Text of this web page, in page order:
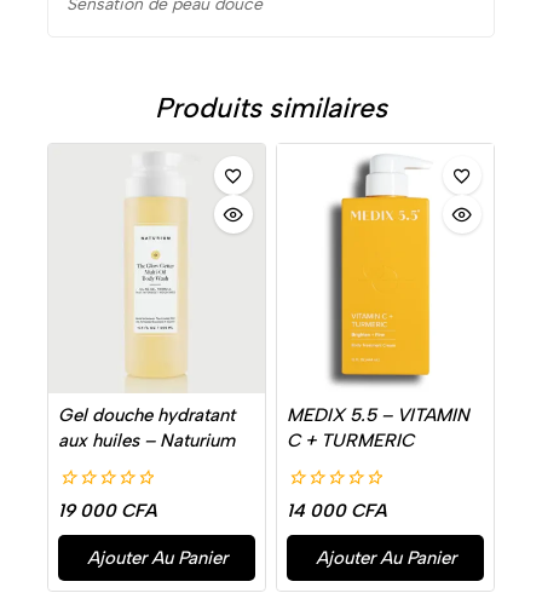
Produits similaires
Gel douche hydratant
aux huiles – Naturium
0
de
5
19 000 CFA
Ajouter Au Panier
MEDIX 5.5 – VITAMIN
C + TURMERIC
0
de
5
14 000 CFA
Ajouter Au Panier